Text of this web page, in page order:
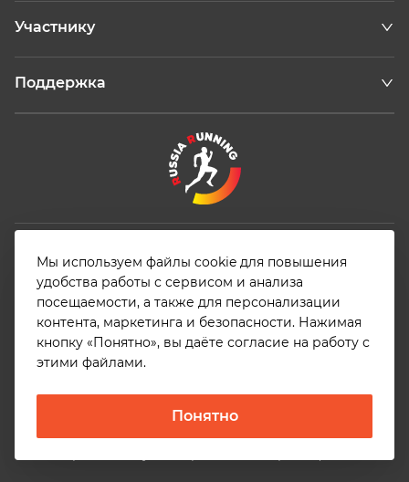
Участнику
Поддержка
Аккредитация в качестве ИТ- компании
Информация о деятельности компании в области ИТ
© 2026, Общество с ограниченной ответственностью
«Арена Плюс». ОГРН 1187627020679 | ИНН 7606117641 |
Мы используем файлы cookie для повышения
удобства работы с сервисом и анализа
посещаемости, а также для персонализации
контента, маркетинга и безопасности. Нажимая
кнопку «Понятно», вы даёте согласие на работу с
этими файлами.
Понятно